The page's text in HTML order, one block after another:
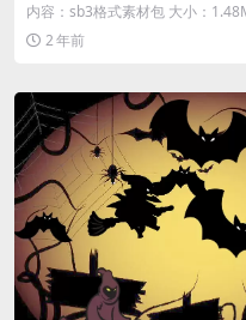
内容：sb3格式素材包 大小：
下载 游客购买后无需登...
2 年前